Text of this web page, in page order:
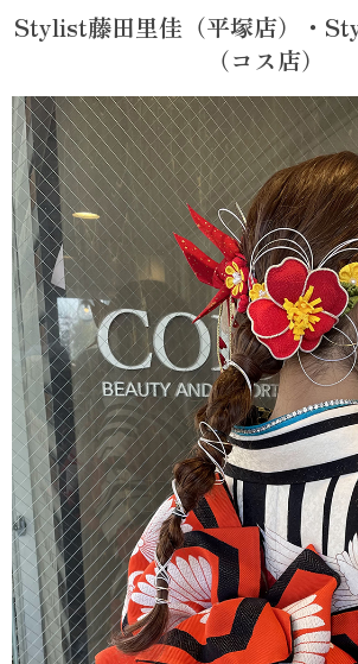
Stylist藤田里佳（平塚店）・
（コス店）